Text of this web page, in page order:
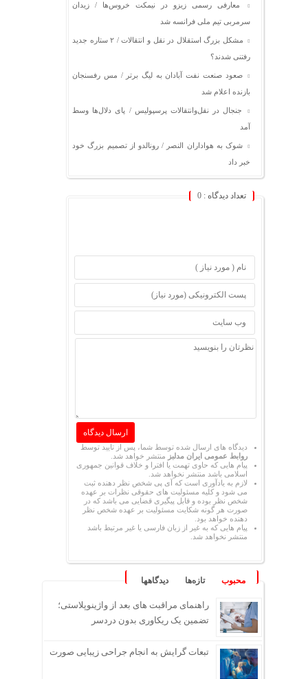
معارفی رسمی زیزو در نیمکت خروس‌ها / زیدان
سرمربی تیم ملی فرانسه شد
مشکل بزرگ استقلال در نقل و انتقالات / ۲ ستاره جدید
رفتنی شدند؟
صعود صنعت نفت آبادان به لیگ برتر / مس رفسنجان
بازنده اعلام شد
جنجال در نقل‌وانتقالات پرسپولیس / پای دلال‌ها وسط
آمد
شوک به هواداران النصر / رونالدو از تصمیم بزرگ خود
خبر داد
تعداد دیدگاه : 0
دیدگاه های ارسال شده توسط شما، پس از تایید توسط
روابط عمومی ایران مدلبز منتشر خواهد شد.
پیام هایی که حاوی تهمت یا افترا و خلاف قوانین جمهوری
اسلامی باشد منتشر نخواهد شد.
لازم به یادآوری است که آی پی شخص نظر دهنده ثبت
می شود و کلیه مسئولیت های حقوقی نظرات بر عهده
شخص نظر بوده و قابل پیگیری قضایی می باشد که در
صورت هر گونه شکایت مسئولیت بر عهده شخص نظر
دهنده خواهد بود.
پیام هایی که به غیر از زبان فارسی یا غیر مرتبط باشد
منتشر نخواهد شد.
محبوب تازه‌ها دیدگاهها
راهنمای مراقبت های بعد از واژینوپلاستی؛
تضمین یک ریکاوری بدون دردسر
تبعات گرایش به انجام جراحی زیبایی صورت